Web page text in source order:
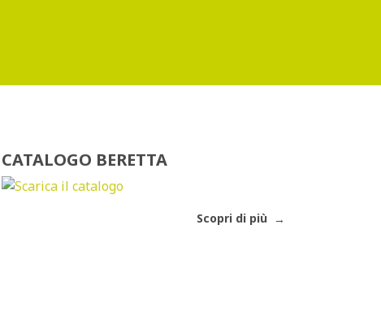
CATALOGO BERETTA
Scopri di più